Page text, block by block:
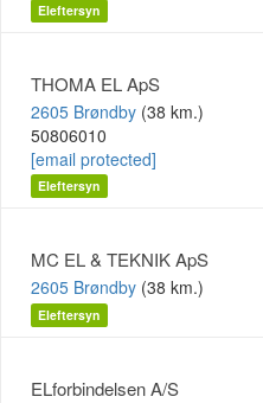
Eleftersyn
THOMA EL ApS
2605 Brøndby (38 km.)
50806010
[email protected]
Eleftersyn
MC EL & TEKNIK ApS
2605 Brøndby (38 km.)
Eleftersyn
ELforbindelsen A/S